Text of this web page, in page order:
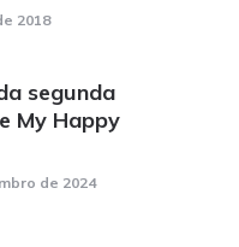
2018
segunda
My Happy
de 2024